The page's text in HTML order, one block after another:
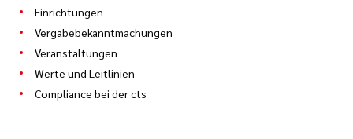
Einrichtungen
Vergabebekanntmachungen
Veranstaltungen
Werte und Leitlinien
Compliance bei der cts